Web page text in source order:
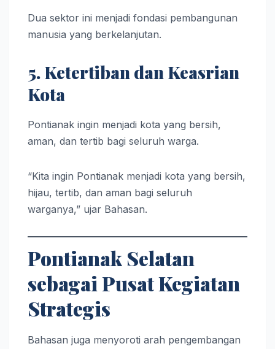
Dua sektor ini menjadi fondasi pembangunan
manusia yang berkelanjutan.
5. Ketertiban dan Keasrian
Kota
Pontianak ingin menjadi kota yang bersih,
aman, dan tertib bagi seluruh warga.
“Kita ingin Pontianak menjadi kota yang bersih,
hijau, tertib, dan aman bagi seluruh
warganya,” ujar Bahasan.
Pontianak Selatan
sebagai Pusat Kegiatan
Strategis
Bahasan juga menyoroti arah pengembangan